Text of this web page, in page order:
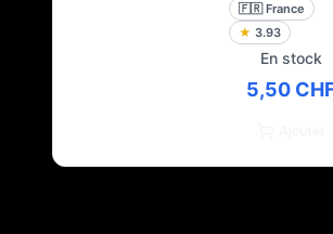
🇫🇷 France
★ 3.93
En stock
5,50